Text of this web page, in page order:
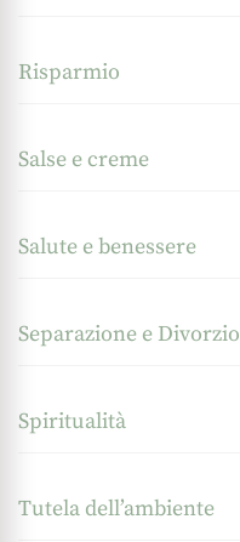
Risparmio
Salse e creme
Salute e benessere
Separazione e Divorzio
Spiritualità
Tutela dell’ambiente